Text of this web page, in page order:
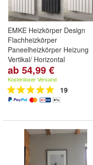
EMKE Heizkörper Design
Flachheizkörper
Paneelheizkörper Heizung
Vertikal/ Horizontal
ab 54,99 €
Kostenloser Versand
19